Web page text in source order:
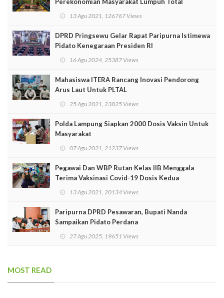
13 Agu 2021, 126767 Views
DPRD Pringsewu Gelar Rapat Paripurna Istimewa
Pidato Kenegaraan Presiden RI
16 Agu 2024, 25387 Views
Mahasiswa ITERA Rancang Inovasi Pendorong
Arus Laut Untuk PLTAL
25 Agu 2021, 23825 Views
Polda Lampung Siapkan 2000 Dosis Vaksin Untuk
Masyarakat
07 Agu 2021, 21237 Views
Pegawai Dan WBP Rutan Kelas IIB Menggala
Terima Vaksinasi Covid-19 Dosis Kedua
13 Agu 2021, 20134 Views
Paripurna DPRD Pesawaran, Bupati Nanda
Sampaikan Pidato Perdana
27 Agu 2025, 19651 Views
MOST READ